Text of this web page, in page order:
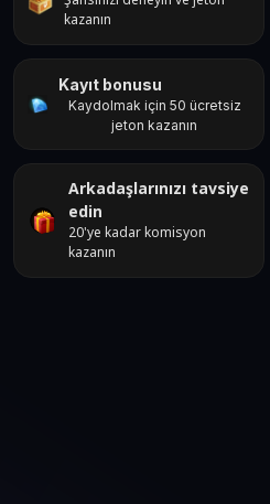
kazanın
Kayıt bonusu
Kaydolmak için 50 ücretsiz
jeton kazanın
Arkadaşlarınızı tavsiye
edin
20'ye kadar komisyon
kazanın